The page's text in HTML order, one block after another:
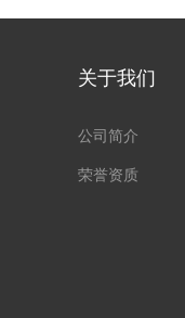
关于我们
公司简介
荣誉资质